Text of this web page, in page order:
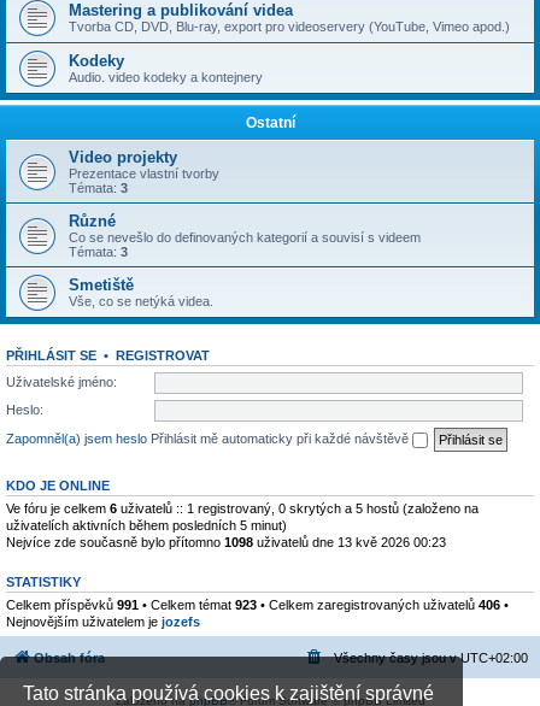
Tato stránka používá cookies k zajištění správné
Mastering a publikování videa
Tvorba CD, DVD, Blu-ray, export pro videoservery (YouTube, Vimeo apod.)
Kodeky
Audio. video kodeky a kontejnery
Ostatní
Video projekty
Prezentace vlastní tvorby
Témata: 3
Různé
Co se nevešlo do definovaných kategorií a souvisí s videem
Témata: 3
Smetiště
Vše, co se netýká videa.
PŘIHLÁSIT SE • REGISTROVAT
Uživatelské jméno:
Heslo:
Zapomněl(a) jsem heslo Přihlásit mě automaticky při každé návštěvě
KDO JE ONLINE
Ve fóru je celkem 6 uživatelů :: 1 registrovaný, 0 skrytých a 5 hostů (založeno na
uživatelích aktivních během posledních 5 minut)
Nejvíce zde současně bylo přítomno 1098 uživatelů dne 13 kvě 2026 00:23
STATISTIKY
Celkem příspěvků 991 • Celkem témat 923 • Celkem zaregistrovaných uživatelů 406 •
Nejnovějším uživatelem je jozefs
Obsah fóra Všechny časy jsou vUTC+02:00
Založeno naphpBB® Forum Software © phpBB Limited